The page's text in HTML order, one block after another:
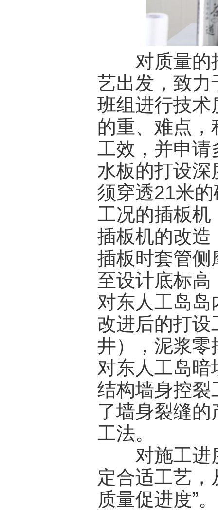
对质量的把
艺出发，致力
班组进行技术
的重、难点
工效，并申请
水板的打设
须穿透21米
工况的插板机
插板机的改造
插板时套管侧
至设计底标
对东人工岛
改进后的打
井），泥浆零
对东人工岛
结构墙身控裂
了墙身裂缝
工法。
对施工进度
定合适工艺，
质量促进度”